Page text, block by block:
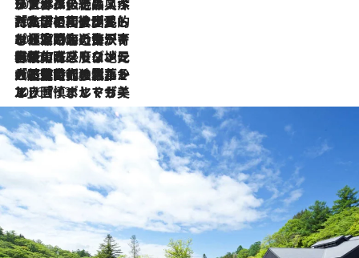
2026.8.8
リスボンの絶品スイーツ「パステル・デ・ナタ」とは？ポルトガル伝統の奥深い世界へ
2026.7.27
「私の祖国はポルトガル語です」国民的詩人フェルナンド・ペソアと、彼が愛した文学の街を歩く
2026.7.26
ポルトガル近海が育む極上の海の幸。キリリと冷えた白ワインと愉しむ、シーフード専門店の贅沢
2026.7.22
伝統の味をモダンに昇華。高感度な地元客が集う、リスボンの最旬ガストロノミー
2026.7.21
大航海時代の栄華から、震災、独裁、そして革命へ。ポルトガル・首都リスボンの石畳に刻まれた「歴史の光と影」
2026.7.13
エッセイ・ヤマザキマリ「慎ましくも美しき国 ポルトガル」